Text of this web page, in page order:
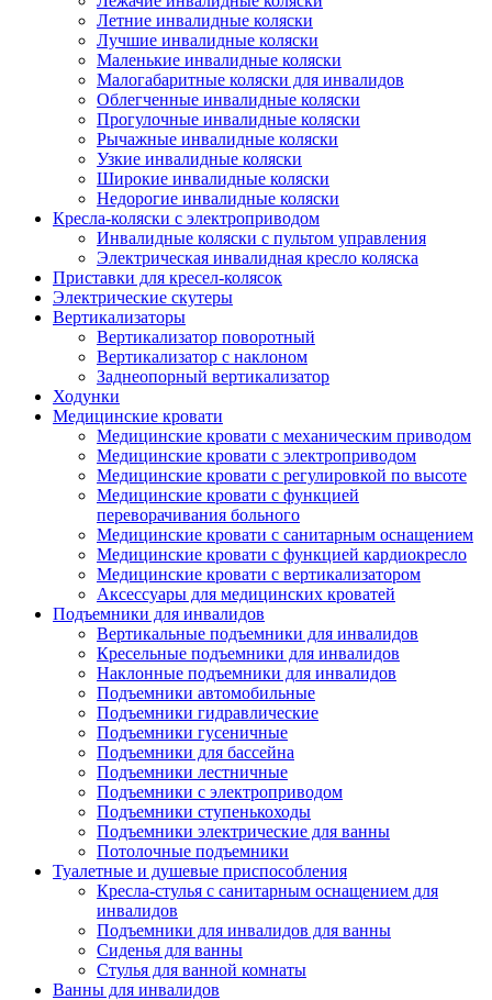
Летние инвалидные коляски
Лучшие инвалидные коляски
Маленькие инвалидные коляски
Малогабаритные коляски для инвалидов
Облегченные инвалидные коляски
Прогулочные инвалидные коляски
Рычажные инвалидные коляски
Узкие инвалидные коляски
Широкие инвалидные коляски
Недорогие инвалидные коляски
Кресла-коляски с электроприводом
Инвалидные коляски с пультом управления
Электрическая инвалидная кресло коляска
Приставки для кресел-колясок
Электрические скутеры
Вертикализаторы
Вертикализатор поворотный
Вертикализатор с наклоном
Заднеопорный вертикализатор
Ходунки
Медицинские кровати
Медицинские кровати с механическим приводом
Медицинские кровати с электроприводом
Медицинские кровати с регулировкой по высоте
Медицинские кровати с функцией
переворачивания больного
Медицинские кровати с санитарным оснащением
Медицинские кровати с функцией кардиокресло
Медицинские кровати с вертикализатором
Аксессуары для медицинских кроватей
Подъемники для инвалидов
Вертикальные подъемники для инвалидов
Кресельные подъемники для инвалидов
Наклонные подъемники для инвалидов
Подъемники автомобильные
Подъемники гидравлические
Подъемники гусеничные
Подъемники для бассейна
Подъемники лестничные
Подъемники с электроприводом
Подъемники ступенькоходы
Подъемники электрические для ванны
Потолочные подъемники
Туалетные и душевые приспособления
Кресла-стулья с санитарным оснащением для
инвалидов
Подъемники для инвалидов для ванны
Сиденья для ванны
Стулья для ванной комнаты
Ванны для инвалидов